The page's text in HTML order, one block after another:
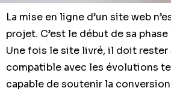
La mise en ligne d’un site web
projet. C’est le début de sa
Une fois le site livré, il doit rester
compatible avec les évolutions
capable de soutenir la